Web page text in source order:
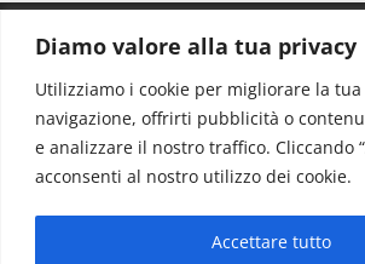
Diamo valore alla tua privacy
Utilizziamo i cookie per migliorare la
navigazione, offrirti pubblicità o
e analizzare il nostro traffico. Cliccando
acconsenti al nostro utilizzo dei cookie.
Accettare tutto
Redazione:
Direttore:
Info & Commerciale: